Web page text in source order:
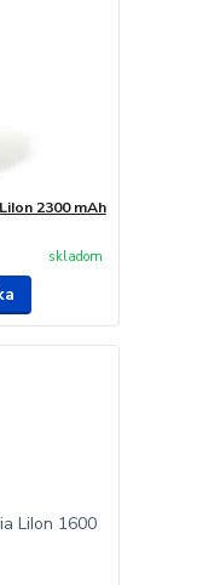
2300 mAh
skladom